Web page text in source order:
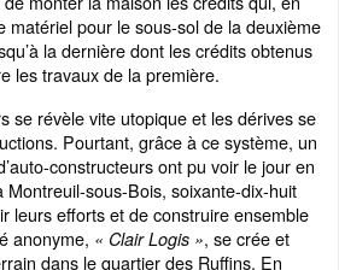
matériel pour le sous-sol de la deuxième
la dernière dont les crédits obtenus
les travaux de la première.
se révèle vite utopique et les dérives se
Pourtant, grâce à ce système, un
constructeurs ont pu voir le jour en
Montreuil-sous-Bois, soixante-dix-huit
leurs efforts et de construire ensemble
anonyme, « Clair Logis », se crée et
dans le quartier des Ruffins. En